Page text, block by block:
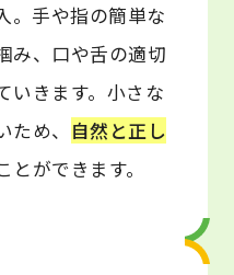
。手や指の簡単な
み、口や舌の適切
いきます。小さな
め、 自然と正し
とができます。